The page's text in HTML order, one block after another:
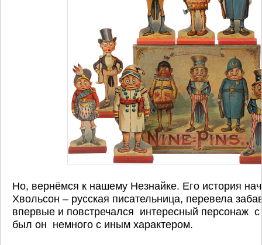
Но, вернёмся к нашему Незнайке. Его история
Хвольсон – русская писательница, перевела
впервые и повстречался интересный персонаж
был он немного с иным характером.